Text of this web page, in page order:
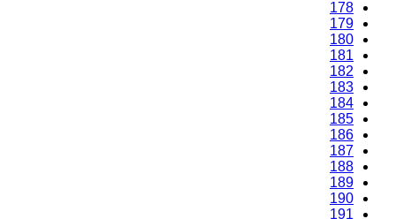
178
179
180
181
182
183
184
185
186
187
188
189
190
191